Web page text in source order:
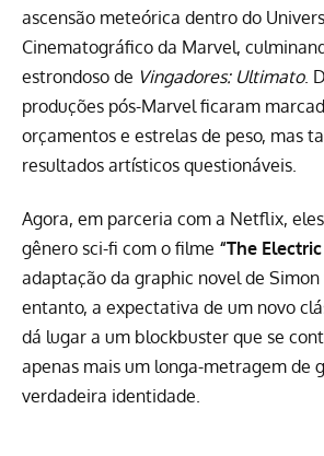
ascensão meteórica dentro do
Cinematográfico da Marvel,
estrondoso de Vingadores: Ultimato.
produções pós-Marvel ficaram
orçamentos e estrelas de peso, mas
resultados artísticos questionáveis.
Agora, em parceria com a Netflix,
gênero sci-fi com o filme “The
adaptação da graphic novel de
entanto, a expectativa de um novo
dá lugar a um blockbuster que se
apenas mais um longa-metragem de
verdadeira identidade.